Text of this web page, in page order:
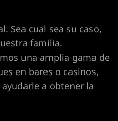
Sea cual sea su caso,
familia.
una amplia gama de
en bares o casinos,
a obtener la